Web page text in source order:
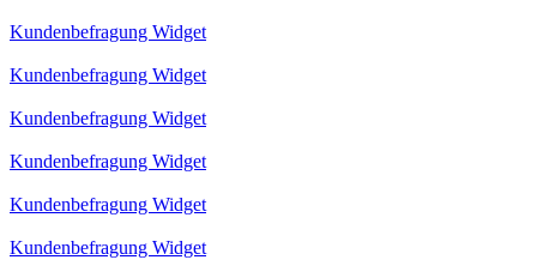
Kundenbefragung Widget
Kundenbefragung Widget
Kundenbefragung Widget
Kundenbefragung Widget
Kundenbefragung Widget
Kundenbefragung Widget